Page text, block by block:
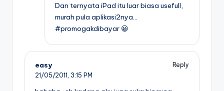
Dan ternyata iPad itu luar biasa usefull,
murah pula aplikasi2nya…
#promogakdibayar 😀
easy
Reply
21/05/2011, 3:15 PM